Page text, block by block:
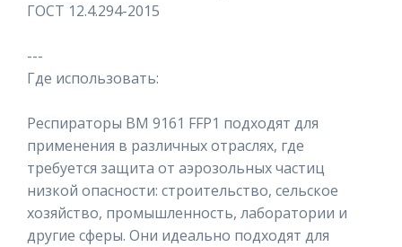
ГОСТ 12.4.294-2015
---
Где использовать:
Респираторы ВМ 9161 FFP1 подходят для
применения в различных отраслях, где
требуется защита от аэрозольных частиц
низкой опасности: строительство, сельское
хозяйство, промышленность, лаборатории и
другие сферы. Они идеально подходят для